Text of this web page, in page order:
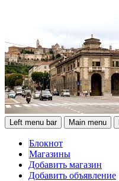
Left menu bar Main menu
Блокнот
Магазины
Добавить магазин
Добавить объявление